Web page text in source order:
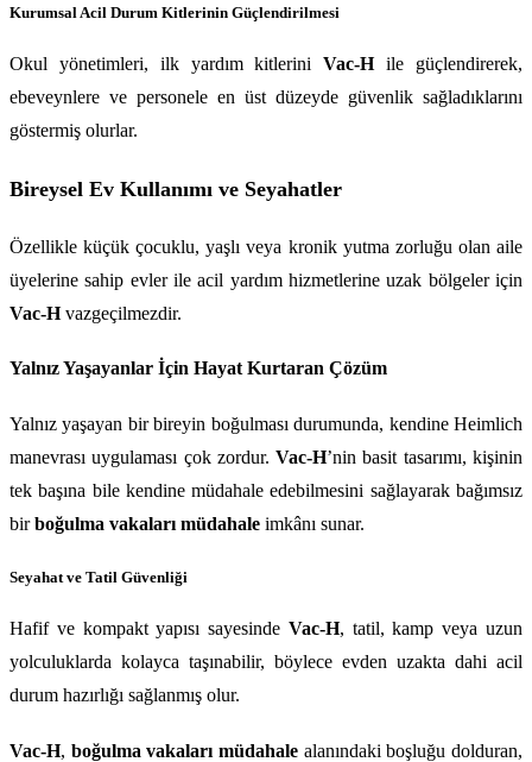
Kurumsal Acil Durum Kitlerinin Güçlendirilmesi
Okul yönetimleri, ilk yardım kitlerini Vac-H ile güçlendirerek,
ebeveynlere ve personele en üst düzeyde güvenlik sağladıklarını
göstermiş olurlar.
Bireysel Ev Kullanımı ve Seyahatler
Özellikle küçük çocuklu, yaşlı veya kronik yutma zorluğu olan aile
Vac-H vazgeçilmezdir.
Yalnız Yaşayanlar İçin Hayat Kurtaran Çözüm
Yalnız yaşayan bir bireyin boğulması durumunda, kendine Heimlich
manevrası uygulaması çok zordur. Vac-H’nin basit tasarımı, kişinin
tek başına bile kendine müdahale edebilmesini sağlayarak bağımsız
bir boğulma vakaları müdahale imkânı sunar.
Seyahat ve Tatil Güvenliği
Hafif ve kompakt yapısı sayesinde Vac-H, tatil, kamp veya uzun
yolculuklarda kolayca taşınabilir, böylece evden uzakta dahi acil
durum hazırlığı sağlanmış olur.
Vac-H, boğulma vakaları müdahale alanındaki boşluğu dolduran,